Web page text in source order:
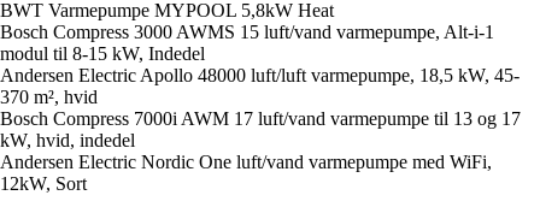
BWT Varmepumpe MYPOOL 5,8kW Heat
Bosch Compress 3000 AWMS 15 luft/vand varmepumpe, Alt-i-1
modul til 8-15 kW, Indedel
Andersen Electric Apollo 48000 luft/luft varmepumpe, 18,5 kW, 45-
370 m², hvid
Bosch Compress 7000i AWM 17 luft/vand varmepumpe til 13 og 17
kW, hvid, indedel
Andersen Electric Nordic One luft/vand varmepumpe med WiFi,
12kW, Sort